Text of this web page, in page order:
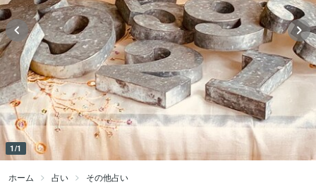
1/1
ホーム 占い その他占い